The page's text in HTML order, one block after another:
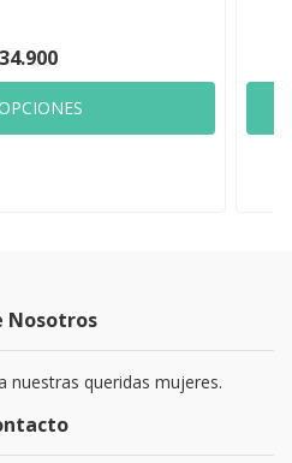
Nosotros
nuestras queridas mujeres.